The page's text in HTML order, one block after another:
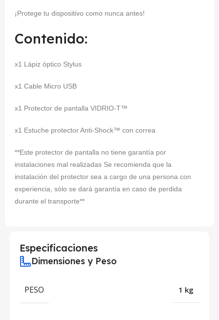
¡Protege tu dispositivo como nunca antes!
Contenido:
x1 Lápiz óptico Stylus
x1 Cable Micro USB
x1 Protector de pantalla VIDRIO-T™
x1 Estuche protector Anti-Shock™ con correa
**Este protector de pantalla no tiene garantía por
instalaciones mal realizadas Se recomienda que la
instalación del protector sea a cargo de una persona con
experiencia, sólo se dará garantía en caso de perdida
durante el transporte**
Especificaciones
Dimensiones y Peso
PESO 1 kg